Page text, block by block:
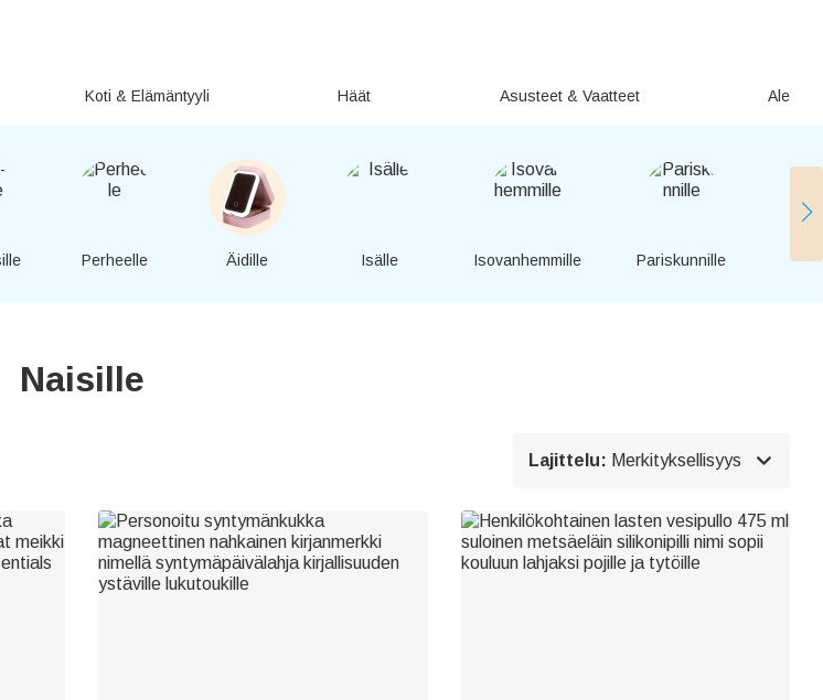
Koti & Elämäntyyli Häät Asusteet & Vaatteet Ale
Perheelle Äidille Isälle Isovanhemmille Pariskunnille
Naisille
Lajittelu: Merkityksellisyys 